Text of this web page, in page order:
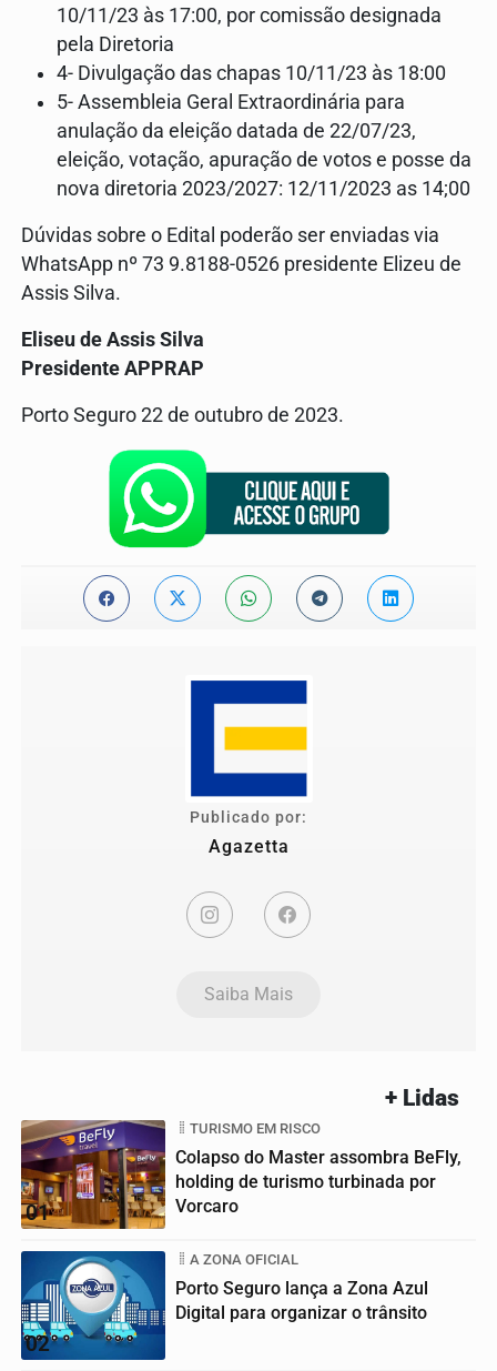
10/11/23 às 17:00, por comissão designada
pela Diretoria
4- Divulgação das chapas 10/11/23 às 18:00
5- Assembleia Geral Extraordinária para
anulação da eleição datada de 22/07/23,
eleição, votação, apuração de votos e posse da
nova diretoria 2023/2027: 12/11/2023 as 14;00
Dúvidas sobre o Edital poderão ser enviadas via
WhatsApp nº 73 9.8188-0526 presidente Elizeu de
Assis Silva.
Eliseu de Assis Silva
Presidente APPRAP
Porto Seguro 22 de outubro de 2023.
Publicado por:
Agazetta
Saiba Mais
+ Lidas
01
TURISMO EM RISCO
Colapso do Master assombra BeFly,
holding de turismo turbinada por
Vorcaro
02
A ZONA OFICIAL
Porto Seguro lança a Zona Azul
Digital para organizar o trânsito